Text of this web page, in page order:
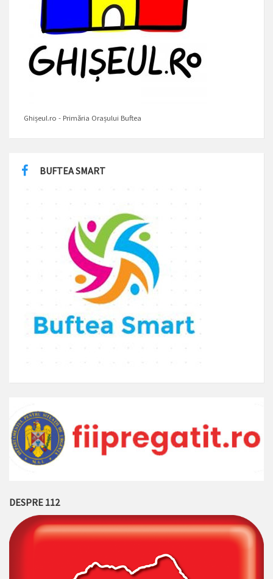
Ghișeul.ro - Primăria Orașului Buftea
BUFTEA SMART
DESPRE 112